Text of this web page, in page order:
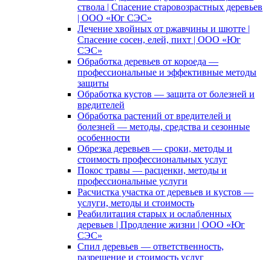
ствола | Спасение старовозрастных деревьев
| ООО «Юг СЭС»
Лечение хвойных от ржавчины и шютте |
Спасение сосен, елей, пихт | ООО «Юг
СЭС»
Обработка деревьев от короеда —
профессиональные и эффективные методы
защиты
Обработка кустов — защита от болезней и
вредителей
Обработка растений от вредителей и
болезней — методы, средства и сезонные
особенности
Обрезка деревьев — сроки, методы и
стоимость профессиональных услуг
Покос травы — расценки, методы и
профессиональные услуги
Расчистка участка от деревьев и кустов —
услуги, методы и стоимость
Реабилитация старых и ослабленных
деревьев | Продление жизни | ООО «Юг
СЭС»
Спил деревьев — ответственность,
разрешение и стоимость услуг